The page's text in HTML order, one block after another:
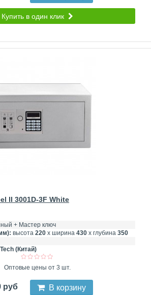
Купить в один клик
II 3001D-3F White
+ Мастер ключ
высота 220 х ширина 430 х глубина 350
(Китай)
Оптовые цены от 3 шт.
руб В корзину